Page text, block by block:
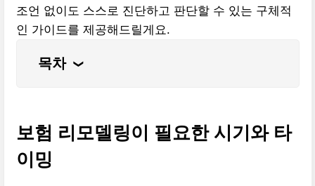
조언 없이도 스스로 진단하고 판단할 수 있는 구체적
인 가이드를 제공해드릴게요.
목차 ❮
보험 리모델링이 필요한 시기와 타
이밍